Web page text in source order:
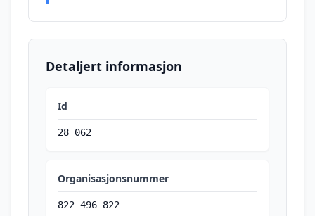
Detaljert informasjon
Id
28 062
Organisasjonsnummer
822 496 822